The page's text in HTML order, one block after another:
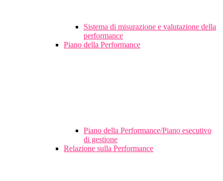
Sistema di misurazione e valutazione della
performance
Piano della Performance
Piano della Performance/Piano esecutivo
di gestione
Relazione sulla Performance